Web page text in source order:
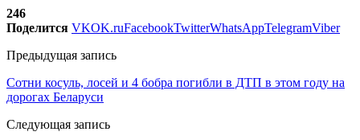
246
Поделится VKOK.ruFacebookTwitterWhatsAppTelegramViber
Предыдущая запись
Сотни косуль, лосей и 4 бобра погибли в ДТП в этом году на
дорогах Беларуси
Следующая запись